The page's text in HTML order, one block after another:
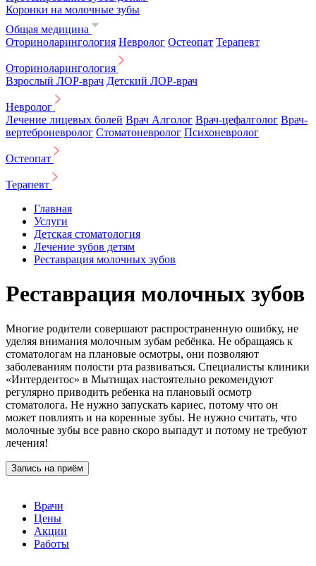
Коронки на молочные зубы
Общая медицина
Оториноларингология Невролог Остеопат Терапевт
Оториноларингология
Взрослый ЛОР-врач Детский ЛОР-врач
Невролог
Лечение лицевых болей Врач Алголог Врач-цефалголог Врач-
вертеброневролог Стоматоневролог Психоневролог
Остеопат
Терапевт
Главная
Услуги
Детская стоматология
Лечение зубов детям
Реставрация молочных зубов
Реставрация молочных зубов
Многие родители совершают распространенную ошибку, не
уделяя внимания молочным зубам ребёнка. Не обращаясь к
стоматологам на плановые осмотры, они позволяют
заболеваниям полости рта развиваться. Специалисты клиники
«Интердентос» в Мытищах настоятельно рекомендуют
регулярно приводить ребенка на плановый осмотр
стоматолога. Не нужно запускать кариес, потому что он
может повлиять и на коренные зубы. Не нужно считать, что
молочные зубы все равно скоро выпадут и потому не требуют
лечения!
Запись на приём
Врачи
Цены
Акции
Работы